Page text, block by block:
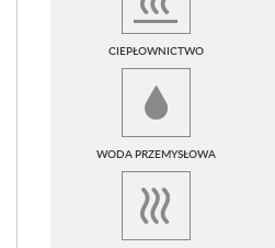
CIEPŁOWNICTWO
WODA PRZEMYSŁOWA